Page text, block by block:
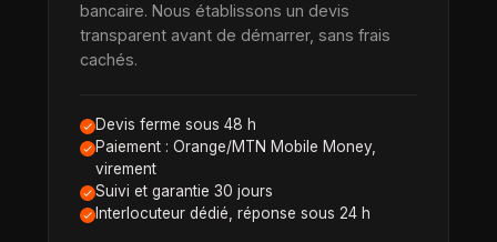
bancaire. Nous établissons un devis
transparent avant de démarrer, sans frais
cachés.
Devis ferme sous 48 h
Paiement : Orange/MTN Mobile Money,
virement
Suivi et garantie 30 jours
Interlocuteur dédié, réponse sous 24 h